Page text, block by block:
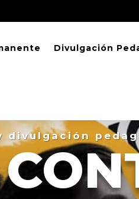
Divulgación
divulgación